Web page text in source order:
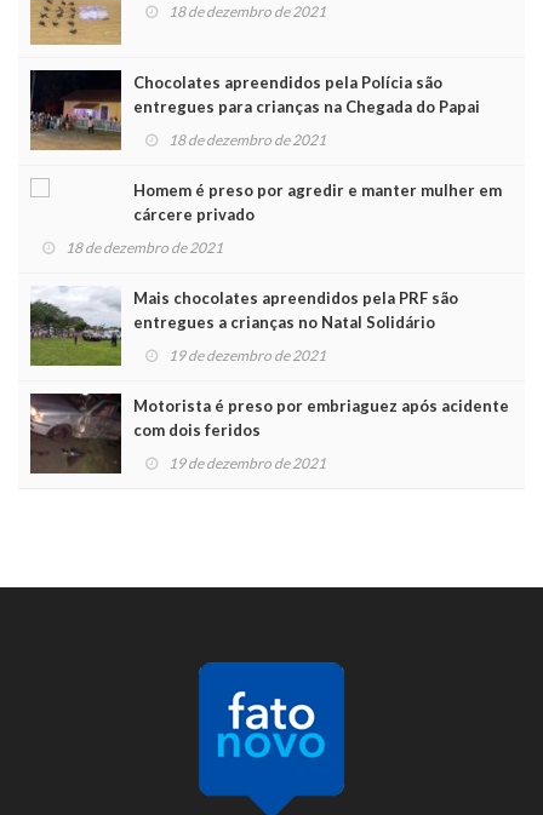
18 de dezembro de 2021
Chocolates apreendidos pela Polícia são
entregues para crianças na Chegada do Papai
Noel 18 de dezembro de 2021
Homem é preso por agredir e manter mulher em
cárcere privado
18 de dezembro de 2021
Mais chocolates apreendidos pela PRF são
entregues a crianças no Natal Solidário
19 de dezembro de 2021
Motorista é preso por embriaguez após acidente
com dois feridos
19 de dezembro de 2021